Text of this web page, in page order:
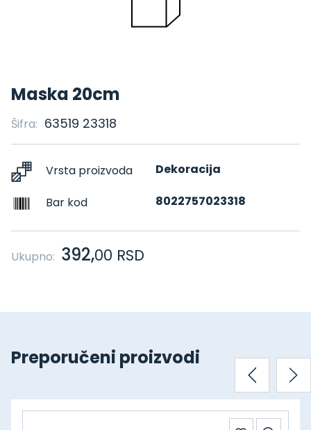
Maska 20cm
Šifra: 63519 23318
Vrsta proizvoda Dekoracija
Bar kod 8022757023318
Ukupno: 392,00 RSD
Preporučeni proizvodi